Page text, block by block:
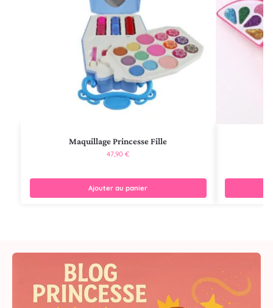
Maquillage Princesse Fille
47,90€
Ajouter au panier